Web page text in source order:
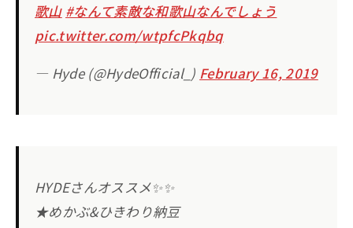
歌山 #なんて素敵な和歌山なんでしょう
pic.twitter.com/wtpfcPkqbq
— Hyde (@HydeOfficial_) February 16, 2019
HYDEさんオススメ✨✨
★めかぶ&ひきわり納豆